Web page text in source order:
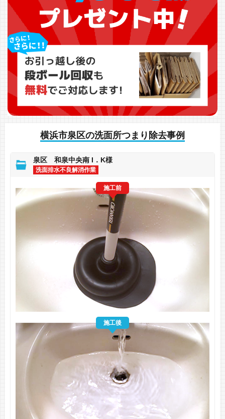
横浜市泉区の洗面所つまり除去事例
泉区 和泉中央南 I．K様
洗面排水不良解消作業
施工前
施工後